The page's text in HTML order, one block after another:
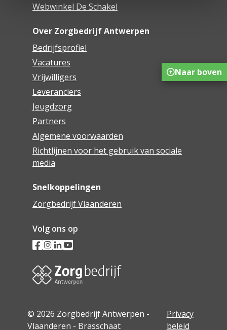
Webwinkel De Schakel
Over Zorgbedrijf Antwerpen
Bedrijfsprofiel
Vacatures
Vrijwilligers
Leveranciers
Jeugdzorg
Partners
Algemene voorwaarden
Richtlijnen voor het gebruik van sociale
media
Snelkoppelingen
Zorgbedrijf Vlaanderen
Volg ons op
© 2026 Zorgbedrijf Antwerpen -
Vlaanderen - Brasschaat
Privacy
beleid
Naar boven